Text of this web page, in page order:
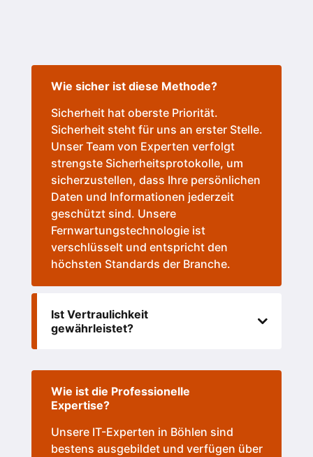
Wie sicher ist diese Methode?
Sicherheit hat oberste Priorität.
Sicherheit steht für uns an erster Stelle.
Unser Team von Experten verfolgt
strengste Sicherheitsprotokolle, um
sicherzustellen, dass Ihre persönlichen
Daten und Informationen jederzeit
geschützt sind. Unsere
Fernwartungstechnologie ist
verschlüsselt und entspricht den
höchsten Standards der Branche.
Ist Vertraulichkeit
gewährleistet?
Wie ist die Professionelle
Expertise?
Unsere IT-Experten in Böhlen sind
bestens ausgebildet und verfügen über